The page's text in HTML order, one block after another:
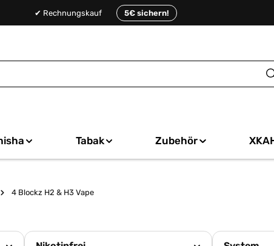
✔ Rechnungskauf 5€ sichern!
Tabak Zubehör
4 Blockz H2 & H3 Vape